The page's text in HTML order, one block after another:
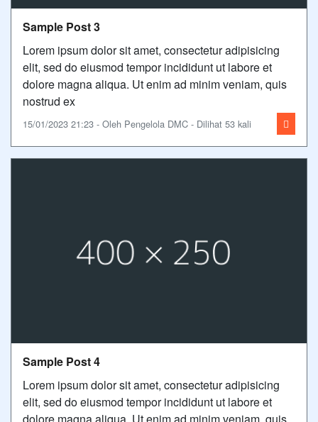
Sample Post 3
Lorem ipsum dolor sit amet, consectetur adipisicing
elit, sed do eiusmod tempor incididunt ut labore et
dolore magna aliqua. Ut enim ad minim veniam, quis
nostrud ex
15/01/2023 21:23 - Oleh Pengelola DMC - Dilihat 53 kali
Sample Post 4
Lorem ipsum dolor sit amet, consectetur adipisicing
elit, sed do eiusmod tempor incididunt ut labore et